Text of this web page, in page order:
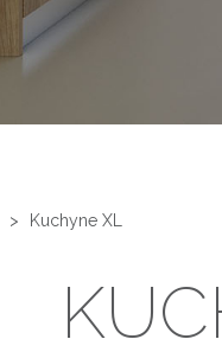
> Kuchyne XL